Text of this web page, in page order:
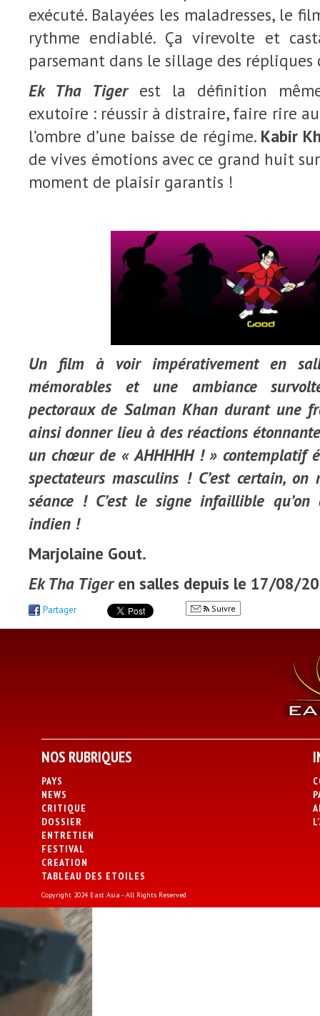
exécuté. Balayées les maladresses, le
rythme endiablé. Ça virevolte et
parsemant dans le sillage des répliques
Ek Tha Tigerest la définition
exutoire : réussir à distraire, faire rire
l’ombre d’une baisse de régime. Kabir
de vives émotions avec ce grand huit
moment de plaisir garantis !
Un film à voir impérativement en
mémorables et une ambiance
pectoraux de Salman Khan durant une
ainsi donner lieu à des réactions
un chœur de « AHHHHH ! » contemplatif
spectateurs masculins ! C’est certain, on
séance ! C’est le signe infaillible
indien !
Marjolaine Gout.
Ek Tha Tigeren salles depuis le 17/08/
Partager Suivre
NOS RUBRIQUES
PAYS
NEWS
CRITIQUE
DOSSIER
ENTRETIEN
FESTIVAL
CREATION
TABLEAU DES ETOILES
Copyright 2024 East Asia - All Rights Reserved